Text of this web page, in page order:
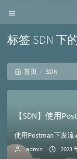
标签 SDN 下
首页 SDN
【SDN】使用
admin 2023